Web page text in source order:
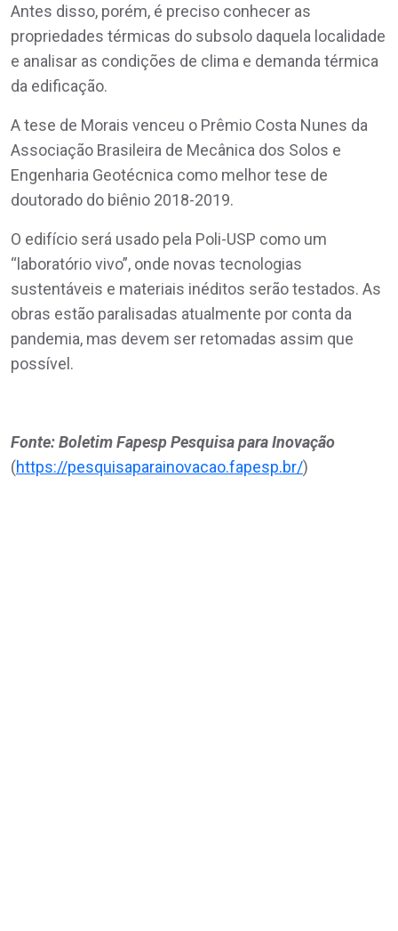
Antes disso, porém, é preciso conhecer as
propriedades térmicas do subsolo daquela localidade
e analisar as condições de clima e demanda térmica
da edificação.
A tese de Morais venceu o Prêmio Costa Nunes da
Associação Brasileira de Mecânica dos Solos e
Engenharia Geotécnica como melhor tese de
doutorado do biênio 2018-2019.
O edifício será usado pela Poli-USP como um
“laboratório vivo”, onde novas tecnologias
sustentáveis e materiais inéditos serão testados. As
obras estão paralisadas atualmente por conta da
pandemia, mas devem ser retomadas assim que
possível.
Fonte: Boletim Fapesp Pesquisa para Inovação
(https://pesquisaparainovacao.fapesp.br/)